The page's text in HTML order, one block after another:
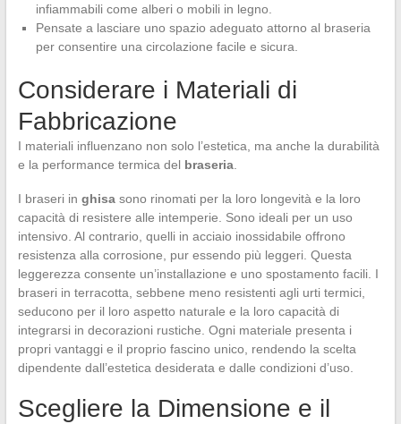
infiammabili come alberi o mobili in legno.
Pensate a lasciare uno spazio adeguato attorno al braseria
per consentire una circolazione facile e sicura.
Considerare i Materiali di
Fabbricazione
I materiali influenzano non solo l’estetica, ma anche la durabilità
e la performance termica del braseria.
I braseri in ghisasono rinomati per la loro longevità e la loro
capacità di resistere alle intemperie. Sono ideali per un uso
intensivo. Al contrario, quelli in acciaio inossidabile offrono
resistenza alla corrosione, pur essendo più leggeri. Questa
leggerezza consente un’installazione e uno spostamento facili. I
braseri in terracotta, sebbene meno resistenti agli urti termici,
seducono per il loro aspetto naturale e la loro capacità di
integrarsi in decorazioni rustiche. Ogni materiale presenta i
propri vantaggi e il proprio fascino unico, rendendo la scelta
dipendente dall’estetica desiderata e dalle condizioni d’uso.
Scegliere la Dimensione e il